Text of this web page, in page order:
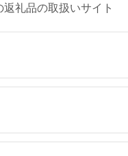
返礼品の取扱いサイト